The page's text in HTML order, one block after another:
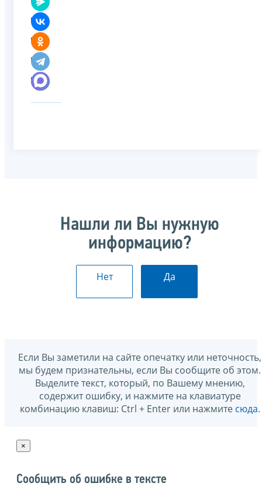
Нашли ли Вы нужную
информацию?
Нет Да
Если Вы заметили на сайте опечатку или неточность,
мы будем признательны, если Вы сообщите об этом.
Выделите текст, который, по Вашему мнению,
содержит ошибку, и нажмите на клавиатуре
комбинацию клавиш: Ctrl + Enter или нажмите сюда.
×
Сообщить об ошибке в тексте